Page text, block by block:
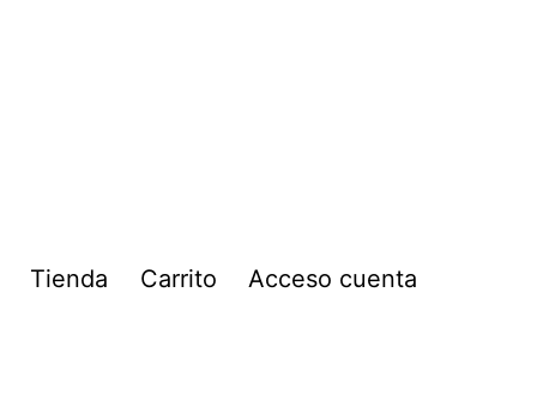
Tienda Carrito Acceso cuenta